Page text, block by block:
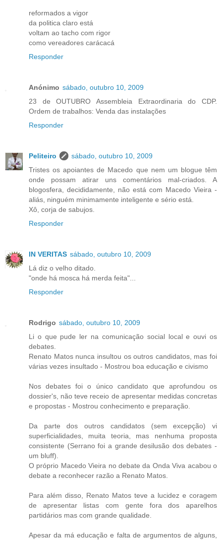
reformados a vigor
da politica claro está
voltam ao tacho com rigor
como vereadores carácacá
Responder
Anónimo sábado, outubro 10, 2009
23 de OUTUBRO Assembleia Extraordinaria do CDP.
Ordem de trabalhos: Venda das instalações
Responder
Peliteiro
sábado, outubro 10, 2009
Tristes os apoiantes de Macedo que nem um blogue têm
onde possam atirar uns comentários mal-criados. A
blogosfera, decididamente, não está com Macedo Vieira -
aliás, ninguém minimamente inteligente e sério está.
Xô, corja de sabujos.
Responder
IN VERITAS sábado, outubro 10, 2009
Lá diz o velho ditado.
"onde há mosca há merda feita"...
Responder
Rodrigo sábado, outubro 10, 2009
Li o que pude ler na comunicação social local e ouvi os
debates.
Renato Matos nunca insultou os outros candidatos, mas foi
várias vezes insultado - Mostrou boa educação e civismo
Nos debates foi o único candidato que aprofundou os
dossier's, não teve receio de apresentar medidas concretas
e propostas - Mostrou conhecimento e preparação.
Da parte dos outros candidatos (sem excepção) vi
superficialidades, muita teoria, mas nenhuma proposta
consistente (Serrano foi a grande desilusão dos debates -
um bluff).
O próprio Macedo Vieira no debate da Onda Viva acabou o
debate a reconhecer razão a Renato Matos.
Para além disso, Renato Matos teve a lucidez e coragem
de apresentar listas com gente fora dos aparelhos
partidários mas com grande qualidade.
Apesar da má educação e falta de argumentos de alguns,